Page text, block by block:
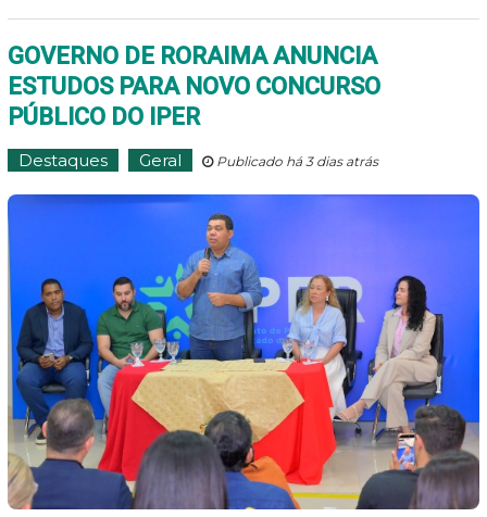
GOVERNO DE RORAIMA ANUNCIA
ESTUDOS PARA NOVO CONCURSO
PÚBLICO DO IPER
Destaques Geral Publicado há 3 dias atrás